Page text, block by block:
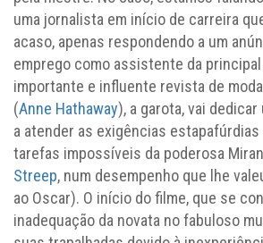
uma jornalista em início de carreira
acaso, apenas respondendo a um
emprego como assistente da
importante e influente revista de
(Anne Hathaway), a garota, vai
a atender as exigências
tarefas impossíveis da poderosa
Streep, num desempenho que lhe
ao Oscar). O início do filme, que se
inadequação da novata no fabuloso